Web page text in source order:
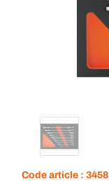
Code article :